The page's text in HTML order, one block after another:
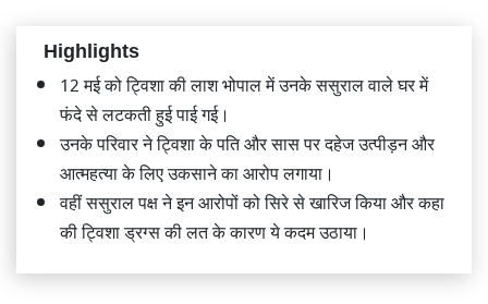
Highlights
12 मई को ट्विशा की लाश भोपाल में उनके ससुराल वाले घर में
फंदे से लटकती हुई पाई गई।
उनके परिवार ने ट्विशा के पति और सास पर दहेज उत्पीड़न और
आत्महत्या के लिए उकसाने का आरोप लगाया।
वहीं ससुराल पक्ष ने इन आरोपों को सिरे से खारिज किया और कहा
की ट्विशा ड्रग्स की लत के कारण ये कदम उठाया।